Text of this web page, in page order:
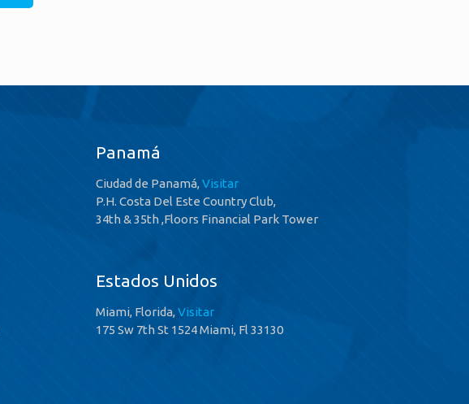
Panamá
Ciudad de Panamá,Visitar
P.H. Costa Del Este Country Club,
34th & 35th ,Floors Financial Park Tower
Estados Unidos
Miami, Florida,Visitar
175 Sw 7th St 1524 Miami, Fl 33130